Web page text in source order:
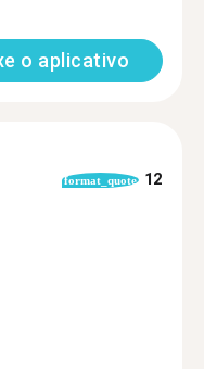
o aplicativo
format_quote 12